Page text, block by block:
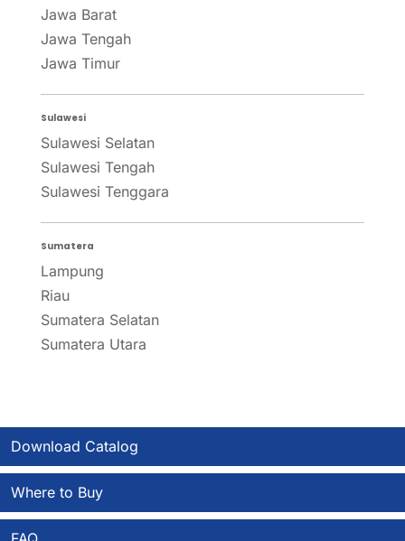
Jawa Barat
Jawa Tengah
Jawa Timur
Sulawesi
Sulawesi Selatan
Sulawesi Tengah
Sulawesi Tenggara
Sumatera
Lampung
Riau
Sumatera Selatan
Sumatera Utara
Download Catalog
Where to Buy